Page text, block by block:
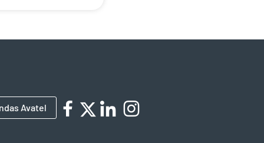
Avatel